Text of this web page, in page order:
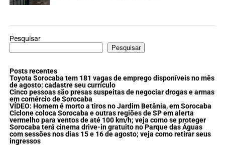
Pesquisar
Pesquisar
Posts recentes
Toyota Sorocaba tem 181 vagas de emprego disponíveis no mês
de agosto; cadastre seu currículo
Cinco pessoas são presas suspeitas de negociar drogas e armas
em comércio de Sorocaba
VÍDEO: Homem é morto a tiros no Jardim Betânia, em Sorocaba
Ciclone coloca Sorocaba e outras regiões de SP em alerta
vermelho para ventos de até 100 km/h; veja como se proteger
Sorocaba terá cinema drive-in gratuito no Parque das Águas
com sessões nos dias 15 e 16 de agosto; veja como retirar seus
ingressos